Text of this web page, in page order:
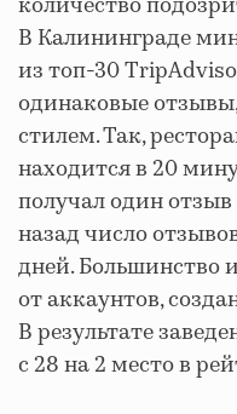
В Калининграде
из топ-30
одинаковые
стилем. Так,
находится в 20
получал один отзыв
назад число
дней. Большинство
от аккаунтов,
В результате
с 28 на 2 место в